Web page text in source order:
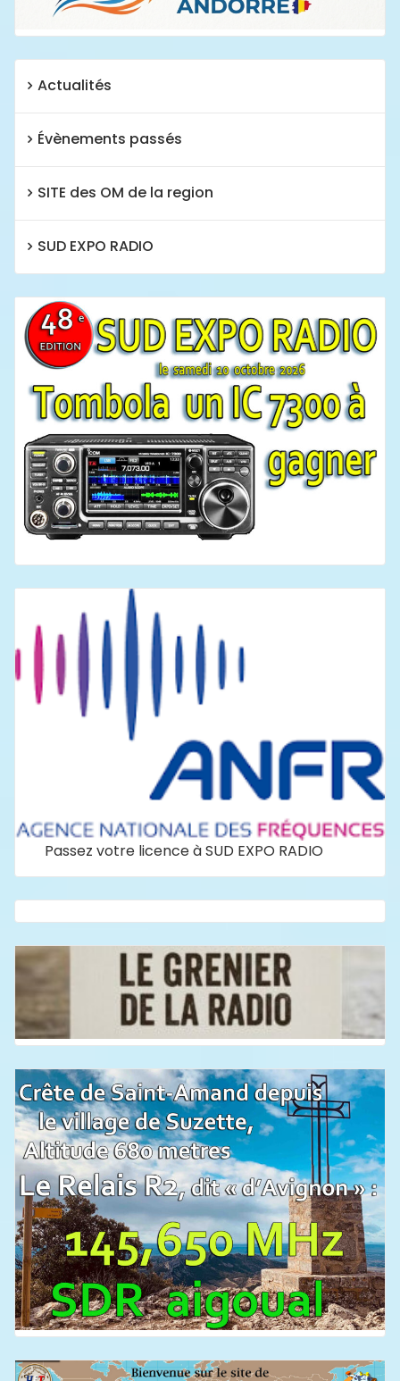
Actualités
Évènements passés
SITE des OM de la region
SUD EXPO RADIO
Passez votre licence à SUD EXPO RADIO